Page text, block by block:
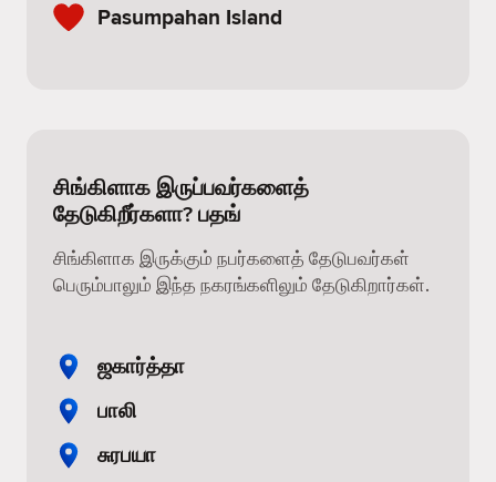
Pasumpahan Island
சிங்கிளாக இருப்பவர்களைத்
தேடுகிறீர்களா? பதங்
சிங்கிளாக இருக்கும் நபர்களைத் தேடுபவர்கள்
பெரும்பாலும் இந்த நகரங்களிலும் தேடுகிறார்கள்.
ஜகார்த்தா
பாலி
சுரபயா